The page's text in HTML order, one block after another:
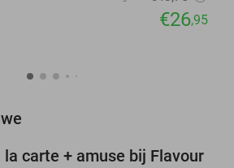
€26,95
38%
carte + amuse bij Flavour